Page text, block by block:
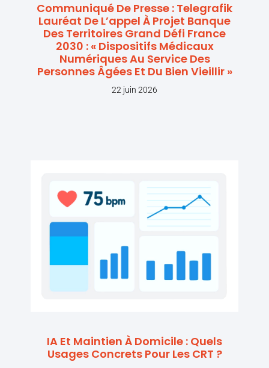
Communiqué De Presse : Telegrafik
Lauréat De L’appel À Projet Banque
Des Territoires Grand Défi France
2030 : « Dispositifs Médicaux
Numériques Au Service Des
Personnes Âgées Et Du Bien Vieillir »
22 juin 2026
IA Et Maintien À Domicile : Quels
Usages Concrets Pour Les CRT ?